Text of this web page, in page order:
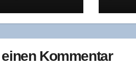
steckt
lich
Kommentar